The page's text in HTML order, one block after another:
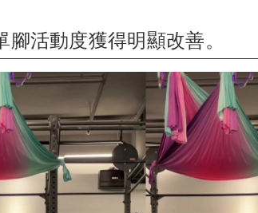
活動度獲得明顯改善。